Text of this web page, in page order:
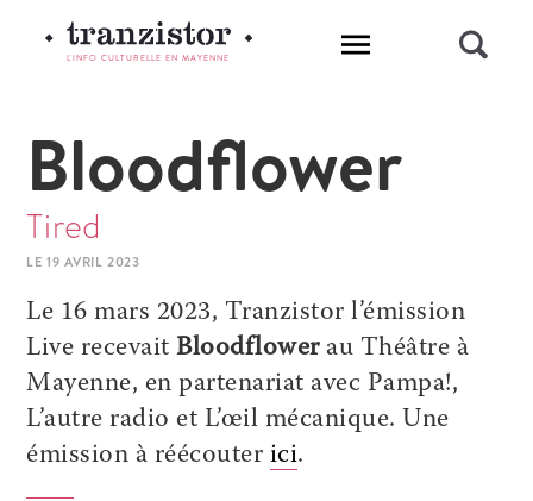
L'INFO CULTURELLE EN MAYENNE
Bloodflower
Tired
LE 19 AVRIL 2023
Le 16 mars 2023, Tranzistor l’émission
Live recevaitBloodflowerau Théâtre à
Mayenne, en partenariat avec Pampa!,
L’autre radio et L’œil mécanique. Une
émission à réécouter ici.